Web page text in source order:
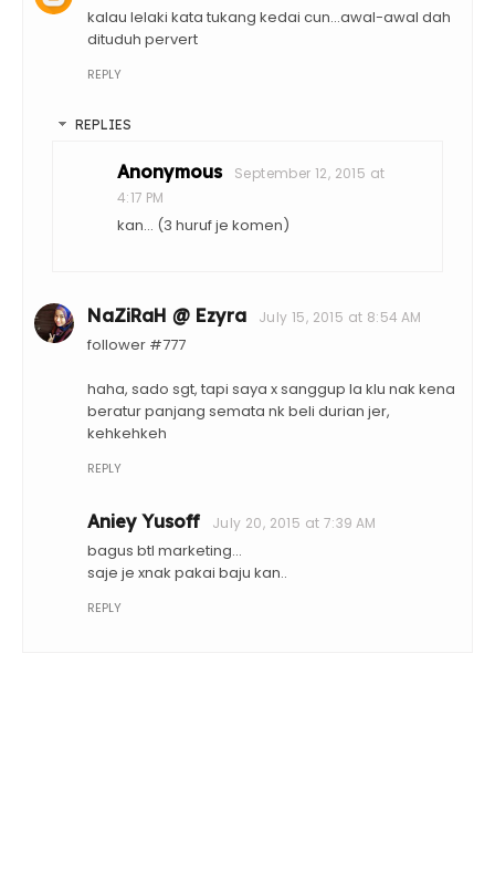
kalau lelaki kata tukang kedai cun...awal-awal dah
dituduh pervert
REPLY
REPLIES
Anonymous
September 12, 2015 at
4:17 PM
kan... (3 huruf je komen)
NaZiRaH @ Ezyra July 15, 2015 at 8:54 AM
follower #777
haha, sado sgt, tapi saya x sanggup la klu nak kena
beratur panjang semata nk beli durian jer,
kehkehkeh
REPLY
Aniey Yusoff July 20, 2015 at 7:39 AM
bagus btl marketing...
saje je xnak pakai baju kan..
REPLY